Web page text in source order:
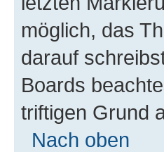
möglich, das
darauf
Boards
triftigen Grund
Nach oben